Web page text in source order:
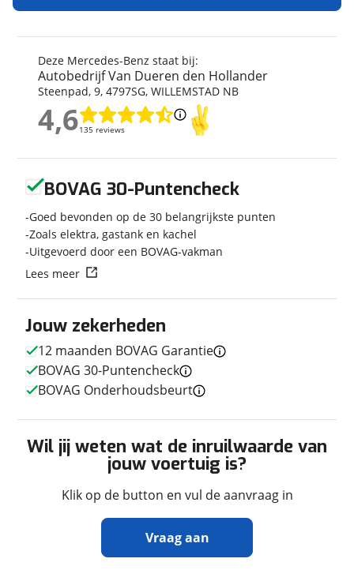
Merk
Mercedes-Benz
Model
Hymer T680 S 170 PK
Uitvoering
Hymer T680 S 170 PK
Kenteken
HGF50N
Kilometerstand
62.330 km
10-2020
Modeljaar
2026
Leeftijd
5 jaar en 10 maanden
Soort voertuig
Camper
Nieuw of occasion
Occasion
Techniek
Transmissie
Automaat
Aantal versnellingen
9
Motorinhoud
2.143 cc
Vermogen
177pk (130kW)
3,15 m
2,36 m
Deze Mercedes-Benz staat bij:
Autobedrijf Van Dueren den Hollander
Steenpad, 9, 4797SG, WILLEMSTAD NB
4,6135 reviews
4,6
Jouw zekerheden
12 maanden BOVAG Garantie
BOVAG 30-Puntencheck
BOVAG Onderhoudsbeurt
Wil jij weten wat de inruilwaarde van
jouw voertuig is?
Klik op de button en vul de aanvraag in
Vraag aan
BOVAG 30-Puntencheck
Goed bevonden op de 30 belangrijkste punten
Zoals elektra, gastank en kachel
Uitgevoerd door een BOVAG-vakman
Lees meer